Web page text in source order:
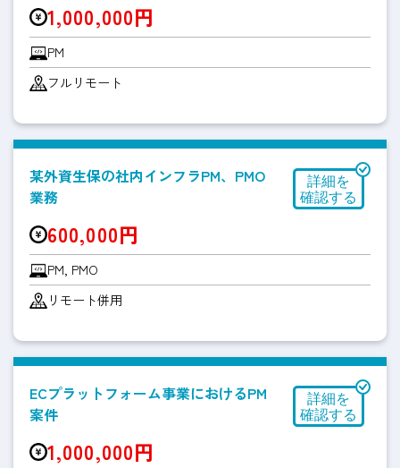
1,000,000円
PM
フルリモート
某外資生保の社内インフラPM、PMO
業務
600,000円
PM, PMO
リモート併用
ECプラットフォーム事業におけるPM
案件
1,000,000円